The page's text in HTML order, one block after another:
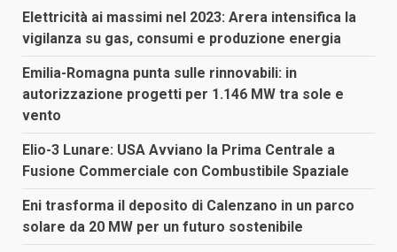
Elettricità ai massimi nel 2023: Arera intensifica la
vigilanza su gas, consumi e produzione energia
Emilia-Romagna punta sulle rinnovabili: in
autorizzazione progetti per 1.146 MW tra sole e
vento
Elio-3 Lunare: USA Avviano la Prima Centrale a
Fusione Commerciale con Combustibile Spaziale
Eni trasforma il deposito di Calenzano in un parco
solare da 20 MW per un futuro sostenibile